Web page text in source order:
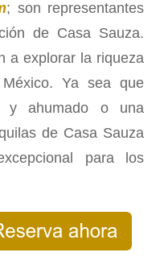
; son representantes
de Casa Sauza.
a explorar la riqueza
Ya sea que
y ahumado o una
de Casa Sauza
para los